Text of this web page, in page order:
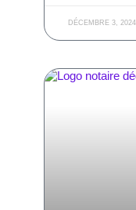
DÉCEMBRE 3, 2024